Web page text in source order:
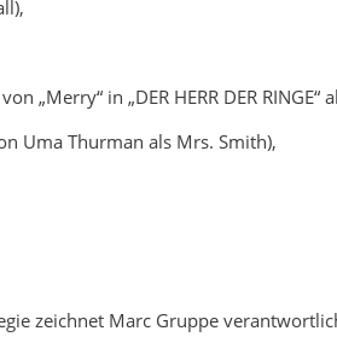
„Merry“ in „DER HERR DER
Uma Thurman als Mrs. Smith),
zeichnet Marc Gruppe